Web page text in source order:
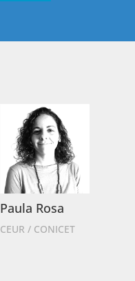
Paula Rosa
CEUR / CONICET